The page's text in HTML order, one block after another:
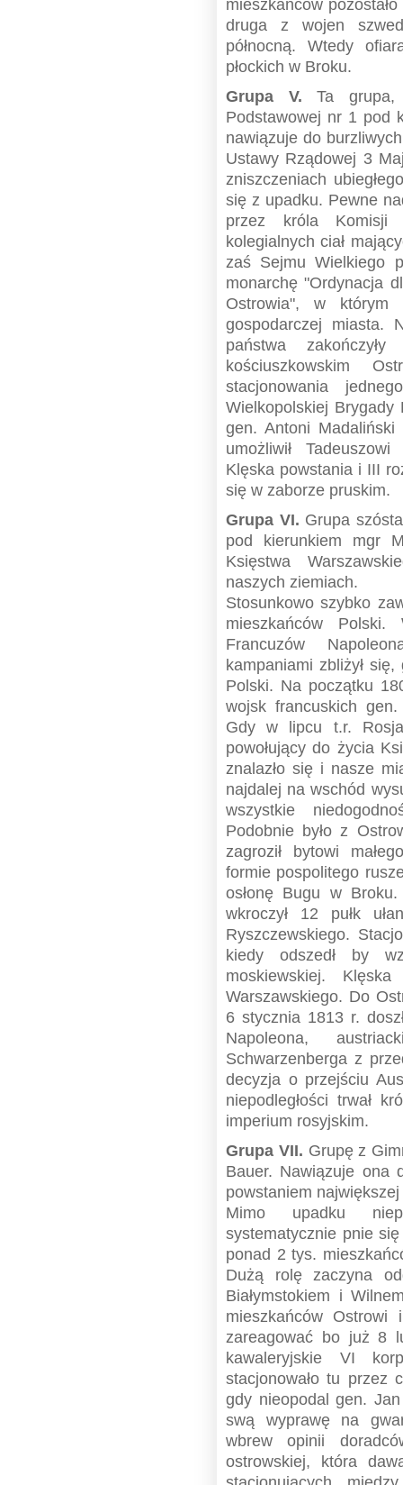
mieszkańców
druga z wojen
północną. Wtedy
płockich w Broku.
Grupa V. Ta grupa,
Podstawowej nr 1 pod
nawiązuje do
Ustawy Rządowej 3
zniszczeniach
się z upadku. Pewne
przez króla Komisji
kolegialnych ciał
zaś Sejmu Wielkiego
monarchę "Ordynacja
Ostrowia", w którym
gospodarczej miasta.
państwa
kościuszkowskim
stacjonowania
Wielkopolskiej
gen. Antoni
umożliwił
Klęska powstania i III
się w zaborze pruskim.
Grupa VI. Grupa
pod kierunkiem mgr
Księstwa
naszych ziemiach.
Stosunkowo szybko
mieszkańców
Francuzów
kampaniami zbliżył
Polski. Na początku
wojsk francuskich
Gdy w lipcu t.r.
powołujący do życia
znalazło się i nasze
najdalej na wschód
wszystkie
Podobnie było z
zagroził bytowi
formie pospolitego
osłonę Bugu w
wkroczył 12 pułk
Ryszczewskiego.
kiedy odszedł by
moskiewskiej.
Warszawskiego. Do
6 stycznia 1813 r.
Napoleona,
Schwarzenberga z
decyzja o przejściu
niepodległości trwał
imperium rosyjskim.
Grupa VII. Grupę z
Bauer. Nawiązuje ona
powstaniem
Mimo upadku
systematycznie pnie
ponad 2 tys.
Dużą rolę zaczyna
Białymstokiem i
mieszkańców
zareagować bo już 8
kawaleryjskie VI
stacjonowało tu przez
gdy nieopodal gen.
swą wyprawę na
wbrew opinii
ostrowskiej, która